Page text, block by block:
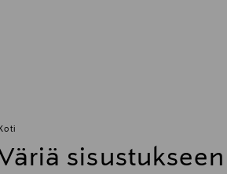
Koti
sisustukseen